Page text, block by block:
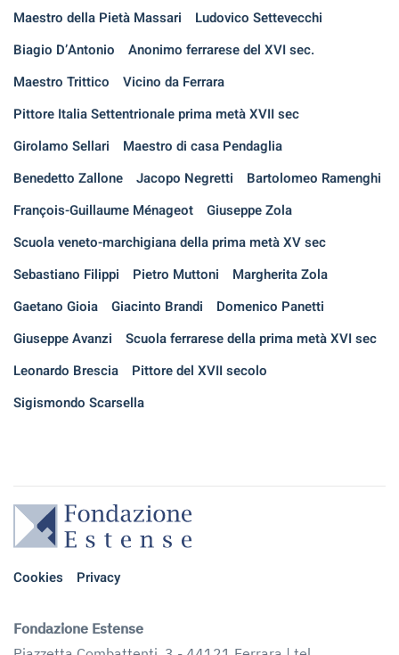
Maestro della Pietà Massari
Ludovico Settevecchi
Biagio D’Antonio
Anonimo ferrarese del XVI sec.
Maestro Trittico
Vicino da Ferrara
Pittore Italia Settentrionale prima metà XVII sec
Girolamo Sellari
Maestro di casa Pendaglia
Benedetto Zallone
Jacopo Negretti
Bartolomeo Ramenghi
François-Guillaume Ménageot
Giuseppe Zola
Scuola veneto-marchigiana della prima metà XV sec
Sebastiano Filippi
Pietro Muttoni
Margherita Zola
Gaetano Gioia
Giacinto Brandi
Domenico Panetti
Giuseppe Avanzi
Scuola ferrarese della prima metà XVI sec
Leonardo Brescia
Pittore del XVII secolo
Sigismondo Scarsella
Cookies Privacy
Fondazione Estense